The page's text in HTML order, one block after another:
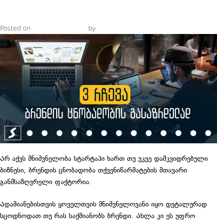
Posted on by
Არ აქვს მნიშვნელობა სტარტაპი ხართ თუ უკვე დამკვიდრებული
ბიზნესი, ბრენდის ცნობადობა თქვენიწარმატების მთავარი
განმსაზღვრელი ფაქტორია.
Ადამიანებისთვის ყოველთვის მნიშვნელოვანი იყო დეტალურად
სცოდნოდათ თუ რას საქმიანობს ბრენდი. Ახლა კი ეს უფრო